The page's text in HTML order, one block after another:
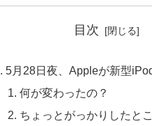
目次
5月28日夜、Appleが新型
何が変わったの？
ちょっとがっかりしたと